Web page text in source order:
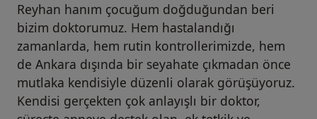
Reyhan hanım çocuğum doğduğundan beri
bizim doktorumuz. Hem hastalandığı
zamanlarda, hem rutin kontrollerimizde, hem
de Ankara dışında bir seyahate çıkmadan önce
mutlaka kendisiyle düzenli olarak görüşüyoruz.
Kendisi gerçekten çok anlayışlı bir doktor,